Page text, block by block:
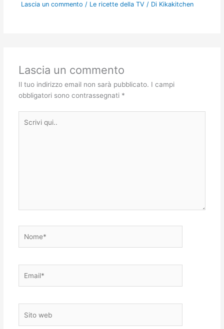
Lascia un commento / Le ricette della TV / Di Kikakitchen
Lascia un commento
Il tuo indirizzo email non sarà pubblicato. I campi
obbligatori sono contrassegnati *
qui..
web